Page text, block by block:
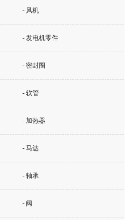
- 风机
- 发电机零件
- 密封圈
- 软管
- 加热器
- 马达
- 轴承
- 阀